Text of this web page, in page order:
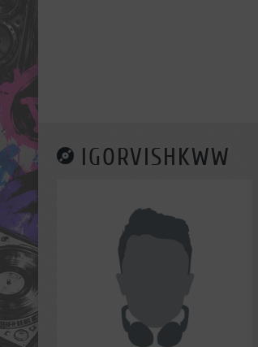
IGORVISHKWW